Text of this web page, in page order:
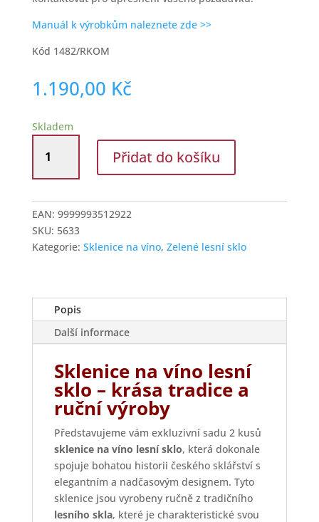
Manuál k výrobkům naleznete zde >>
Kód 1482/RKOM
1.190,00 Kč
Skladem
víno
zeleného
lesního
skla
množství
Přidat do košíku
EAN: 9999993512922
SKU: 5633
Kategorie: Sklenice na víno, Zelené lesní sklo
Popis
Další informace
Sklenice na víno lesní
sklo – krása tradice a
ruční výroby
Představujeme vám exkluzivní sadu 2 kusů
sklenice na víno lesní sklo, která dokonale
spojuje bohatou historii českého sklářství s
elegantním a nadčasovým designem. Tyto
sklenice jsou vyrobeny ručně z tradičního
lesního skla, které je charakteristické svou